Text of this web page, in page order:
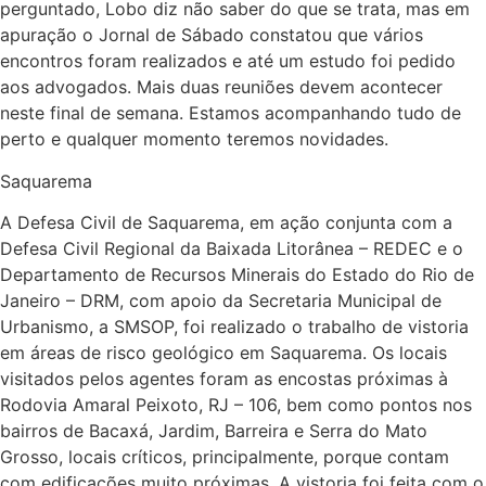
perguntado, Lobo diz não saber do que se trata, mas em
apuração o Jornal de Sábado constatou que vários
encontros foram realizados e até um estudo foi pedido
aos advogados. Mais duas reuniões devem acontecer
neste final de semana. Estamos acompanhando tudo de
perto e qualquer momento teremos novidades.
Saquarema
A Defesa Civil de Saquarema, em ação conjunta com a
Defesa Civil Regional da Baixada Litorânea – REDEC e o
Departamento de Recursos Minerais do Estado do Rio de
Janeiro – DRM, com apoio da Secretaria Municipal de
Urbanismo, a SMSOP, foi realizado o trabalho de vistoria
em áreas de risco geológico em Saquarema. Os locais
visitados pelos agentes foram as encostas próximas à
Rodovia Amaral Peixoto, RJ – 106, bem como pontos nos
bairros de Bacaxá, Jardim, Barreira e Serra do Mato
Grosso, locais críticos, principalmente, porque contam